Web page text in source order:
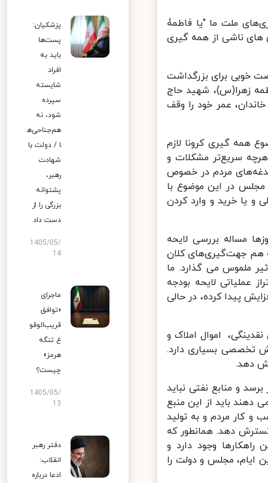
ملت ما "یا فاطمۀ
ناشی از همه گیری
خوبی برای بزرگداشت
زهرا(س)، شهید حاج
عمر خود را وقف
گیری کرونا لازم
سریع‌تر مشکلات و
مردم در خصوص
در این موضوع با
یا خرید و وارد کردن
مساله بررسی لایحه
جهت‌گیری‌های کلان
ملموس می گذارد. ما
تراز عملیاتی لایحه بودجه
رشد داشته است و هزینه‌ها ۴۷ درصد افزایش پیدا کرده، در حالی
میلیارد تومان نقدینگی، اموال املاک و
تخصصی بسیاری دارد.
دهد.
و منابع نفتی نباید
باید از این منبع
کار مردم و به تولید
دهد. همانطور که
وجود دارد و
ایام، مجلس و دولت را
پزشکیان:
پست‌ها
باید به
افراد
شایسته
سپرده
شود، نه
هم‌جناحی‌ه
ا / دولت با
شهادت
رهبر،
پشتوانه
بزرگی را از
دست داد
1405/05/
14
ماجرای
«توافق
قریب‌الوقو
ع تنگه
هرمز»
چیست؟
1405/05/
13
دفتر رهبر
انقلاب:
ادعا درباره